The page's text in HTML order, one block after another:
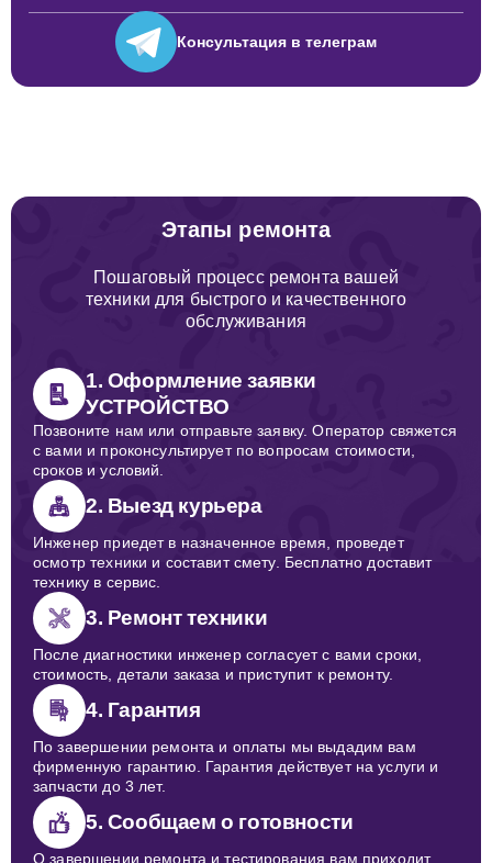
Консультация в телеграм
Этапы ремонта
Пошаговый процесс ремонта вашей
техники для быстрого и качественного
обслуживания
1. Оформление заявки
УСТРОЙСТВО
Позвоните нам или отправьте заявку. Оператор свяжется
с вами и проконсультирует по вопросам стоимости,
сроков и условий.
2. Выезд курьера
Инженер приедет в назначенное время, проведет
осмотр техники и составит смету. Бесплатно доставит
технику в сервис.
3. Ремонт техники
После диагностики инженер согласует с вами сроки,
стоимость, детали заказа и приступит к ремонту.
4. Гарантия
По завершении ремонта и оплаты мы выдадим вам
фирменную гарантию. Гарантия действует на услуги и
запчасти до 3 лет.
5. Сообщаем о готовности
О завершении ремонта и тестирования вам приходит